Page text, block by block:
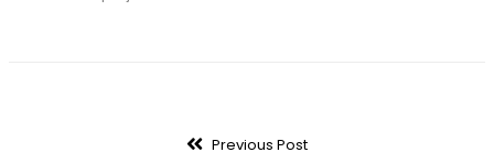
Previous PostPrevious